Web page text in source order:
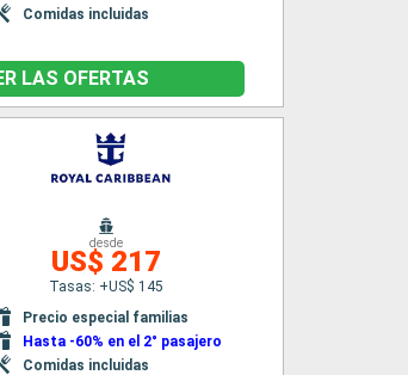
Comidas incluidas
LAS OFERTAS
desde
US$ 217
Tasas: +US$ 145
Precio especial familias
Hasta -60% en el 2° pasajero
Comidas incluidas